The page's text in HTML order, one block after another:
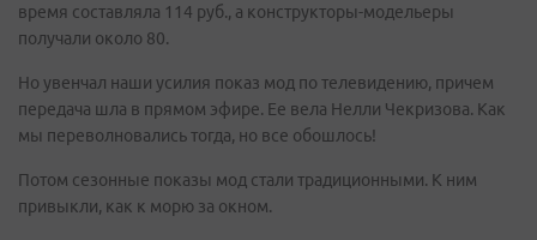
время составляла 114 руб., а конструкторы-модельеры
получали около 80.
Но увенчал наши усилия показ мод по телевидению, причем
передача шла в прямом эфире. Ее вела Нелли Чекризова. Как
мы переволновались тогда, но все обошлось!
Потом сезонные показы мод стали традиционными. К ним
привыкли, как к морю за окном.